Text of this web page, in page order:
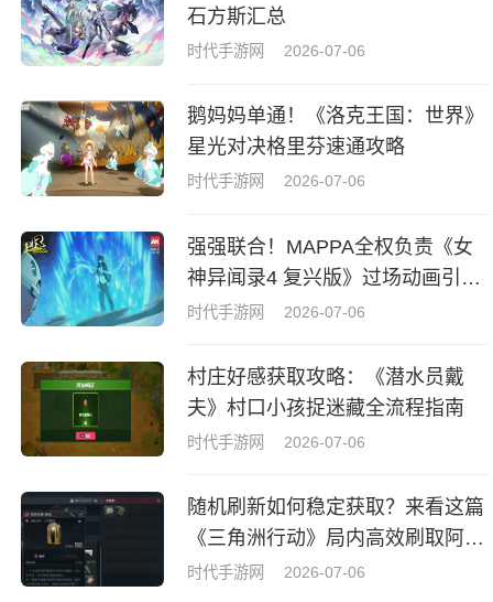
石方斯汇总
时代手游网 2026-07-06
鹅妈妈单通！《洛克王国：世界》
星光对决格里芬速通攻略
时代手游网 2026-07-06
强强联合！MAPPA全权负责《女
神异闻录4 复兴版》过场动画引热
议
时代手游网 2026-07-06
村庄好感获取攻略：《潜水员戴
夫》村口小孩捉迷藏全流程指南
时代手游网 2026-07-06
随机刷新如何稳定获取？来看这篇
《三角洲行动》局内高效刷取阿萨
拉牌盒指南
时代手游网 2026-07-06